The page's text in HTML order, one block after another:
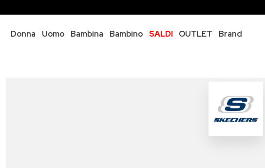
Donna Uomo Bambina Bambino SALDI OUTLET
Brand